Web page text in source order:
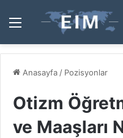
Menü
Anasayfa / Pozisyonlar
Otizm
ve Maaşları